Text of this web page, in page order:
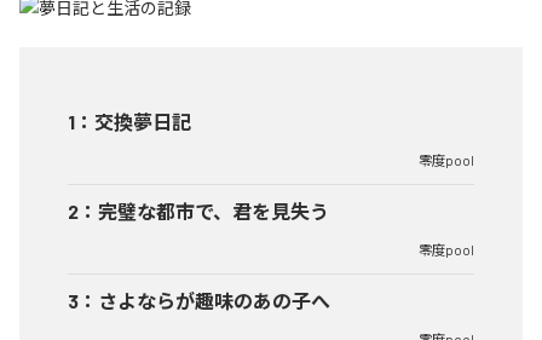
1 ： 交換夢日記
零度pool
2 ： 完璧な都市で、君を見失う
零度pool
3 ： さよならが趣味のあの子へ